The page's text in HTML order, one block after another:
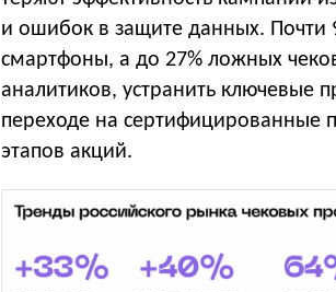
и ошибок в защите данных. Почти
смартфоны, а до 27% ложных
аналитиков, устранить
переходе на сертифицированные
этапов акций.